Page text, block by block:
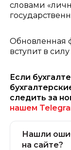
словами
Обновленная
вступит в
Если
следить за
нашем
Нашли
на сайте?